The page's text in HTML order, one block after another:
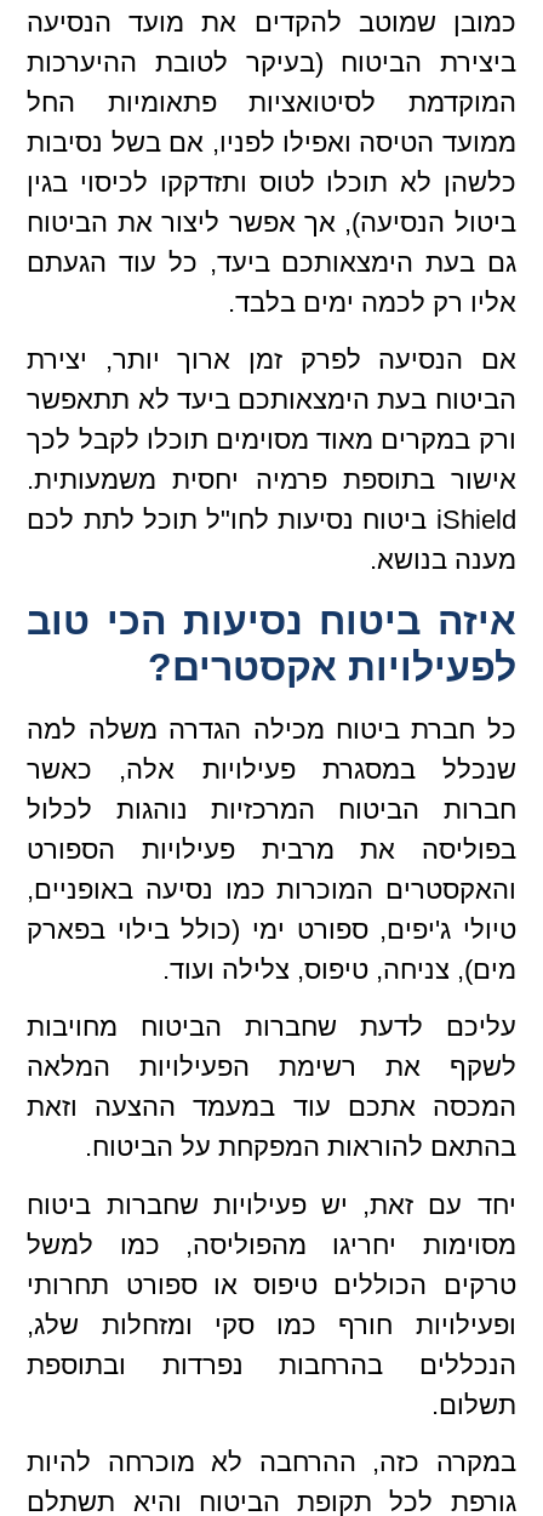
כמובן שמוטב להקדים את מועד הנסיעה
ביצירת הביטוח (בעיקר לטובת ההיערכות
המוקדמת לסיטואציות פתאומיות החל
ממועד הטיסה ואפילו לפניו, אם בשל נסיבות
כלשהן לא תוכלו לטוס ותזדקקו לכיסוי בגין
ביטול הנסיעה), אך אפשר ליצור את הביטוח
גם בעת הימצאותכם ביעד, כל עוד הגעתם
אליו רק לכמה ימים בלבד.
אם הנסיעה לפרק זמן ארוך יותר, יצירת
הביטוח בעת הימצאותכם ביעד לא תתאפשר
ורק במקרים מאוד מסוימים תוכלו לקבל לכך
אישור בתוספת פרמיה יחסית משמעותית.
iShield ביטוח נסיעות לחו"ל תוכל לתת לכם
מענה בנושא.
איזה ביטוח נסיעות הכי טוב
לפעילויות אקסטרים?
כל חברת ביטוח מכילה הגדרה משלה למה
שנכלל במסגרת פעילויות אלה, כאשר
חברות הביטוח המרכזיות נוהגות לכלול
בפוליסה את מרבית פעילויות הספורט
והאקסטרים המוכרות כמו נסיעה באופניים,
טיולי ג'יפים, ספורט ימי (כולל בילוי בפארק
מים), צניחה, טיפוס, צלילה ועוד.
עליכם לדעת שחברות הביטוח מחויבות
לשקף את רשימת הפעילויות המלאה
המכסה אתכם עוד במעמד ההצעה וזאת
בהתאם להוראות המפקחת על הביטוח.
יחד עם זאת, יש פעילויות שחברות ביטוח
מסוימות יחריגו מהפוליסה, כמו למשל
טרקים הכוללים טיפוס או ספורט תחרותי
ופעילויות חורף כמו סקי ומזחלות שלג,
הנכללים בהרחבות נפרדות ובתוספת
תשלום.
במקרה כזה, ההרחבה לא מוכרחה להיות
גורפת לכל תקופת הביטוח והיא תשתלם